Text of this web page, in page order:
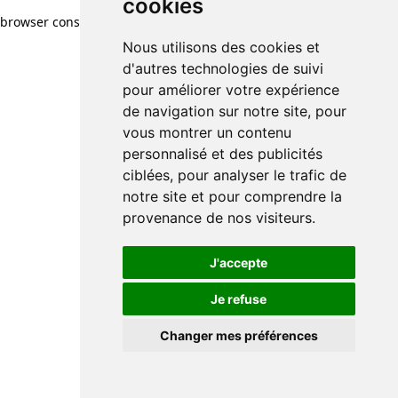
cookies
Nous utilisons des cookies et
d'autres technologies de suivi
pour améliorer votre expérience
de navigation sur notre site, pour
vous montrer un contenu
personnalisé et des publicités
ciblées, pour analyser le trafic de
notre site et pour comprendre la
provenance de nos visiteurs.
J'accepte
Je refuse
Changer mes préférences
browser console for more information)